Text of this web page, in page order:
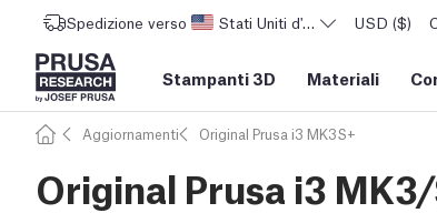
Spedizione verso Stati Uniti d'AmericaUSD ($)
Stampanti 3D Materiali
Aggiornamenti Original Prusa i3 MK3S+
Original Prusa i3